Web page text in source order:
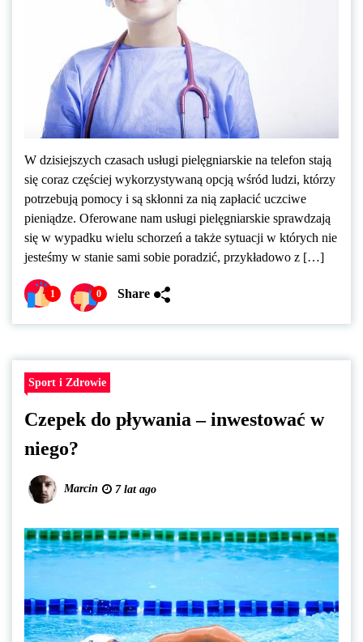
W dzisiejszych czasach usługi pielęgniarskie na telefon stają
się coraz częściej wykorzystywaną opcją wśród ludzi, którzy
potrzebują pomocy i są skłonni za nią zapłacić uczciwe
pieniądze. Oferowane nam usługi pielęgniarskie sprawdzają
się w wypadku wielu schorzeń a także sytuacji w których nie
jesteśmy w stanie sami sobie poradzić, przykładowo z […]
1 0 Share
Sport i Zdrowie
Czepek do pływania – inwestować w
niego?
Marcin 7 lat ago